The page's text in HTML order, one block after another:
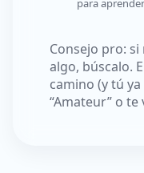
para
Consejo pro:
algo, búscalo.
camino (y tú
“Amateur” o te